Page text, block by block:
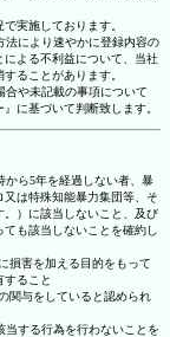
実施しております。
法により速やかに登録内容の
よる不利益について、当社
ることがあります。
合や未記載の事項について
に基づいて判断致します。
から5年を経過しない者、暴
は特殊知能暴力集団等、そ
）に該当しないこと、及び
も該当しないことを確約し
損害を加える目的をもって
すること
関与をしていると認められ
する行為を行わないことを